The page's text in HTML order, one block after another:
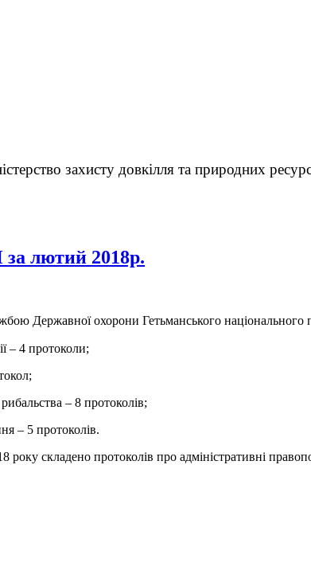
захисту довкілля та природних
лютий 2018р.
Державної охорони Гетьманського національного
– 4 протоколи;
– 8 протоколів;
– 5 протоколів.
року складено протоколів про адміністративні